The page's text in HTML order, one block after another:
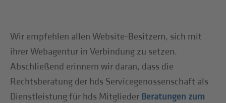
Wir empfehlen allen Website-Besitzern, sich mit
ihrer Webagentur in Verbindung zu setzen.
Abschließend erinnern wir daran, dass die
Rechtsberatung der hds Servicegenossenschaft als
Dienstleistung für hds Mitglieder Beratungen zum